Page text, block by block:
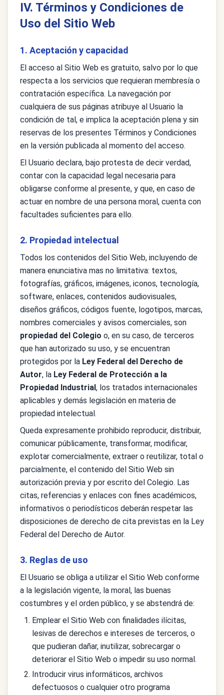
IV. Términos y Condiciones de
Uso del Sitio Web
1. Aceptación y capacidad
El acceso al Sitio Web es gratuito, salvo por lo que
respecta a los servicios que requieran membresía o
contratación específica. La navegación por
cualquiera de sus páginas atribuye al Usuario la
condición de tal, e implica la aceptación plena y sin
reservas de los presentes Términos y Condiciones
en la versión publicada al momento del acceso.
El Usuario declara, bajo protesta de decir verdad,
contar con la capacidad legal necesaria para
obligarse conforme al presente, y que, en caso de
actuar en nombre de una persona moral, cuenta con
facultades suficientes para ello.
2. Propiedad intelectual
Todos los contenidos del Sitio Web, incluyendo de
manera enunciativa mas no limitativa: textos,
fotografías, gráficos, imágenes, iconos, tecnología,
software, enlaces, contenidos audiovisuales,
diseños gráficos, códigos fuente, logotipos, marcas,
nombres comerciales y avisos comerciales, son
propiedad del Colegio o, en su caso, de terceros
que han autorizado su uso, y se encuentran
protegidos por la Ley Federal del Derecho de
Autor, la Ley Federal de Protección a la
Propiedad Industrial, los tratados internacionales
aplicables y demás legislación en materia de
propiedad intelectual.
Queda expresamente prohibido reproducir, distribuir,
comunicar públicamente, transformar, modificar,
explotar comercialmente, extraer o reutilizar, total o
parcialmente, el contenido del Sitio Web sin
autorización previa y por escrito del Colegio. Las
citas, referencias y enlaces con fines académicos,
informativos o periodísticos deberán respetar las
disposiciones de derecho de cita previstas en la Ley
Federal del Derecho de Autor.
3. Reglas de uso
El Usuario se obliga a utilizar el Sitio Web conforme
a la legislación vigente, la moral, las buenas
costumbres y el orden público, y se abstendrá de:
Emplear el Sitio Web con finalidades ilícitas,
lesivas de derechos e intereses de terceros, o
que pudieran dañar, inutilizar, sobrecargar o
deteriorar el Sitio Web o impedir su uso normal.
Introducir virus informáticos, archivos
defectuosos o cualquier otro programa